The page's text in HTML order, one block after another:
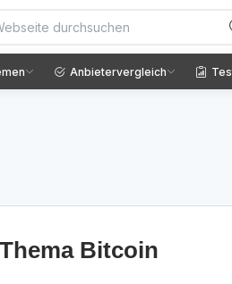
Anbietervergleich
Bitcoin